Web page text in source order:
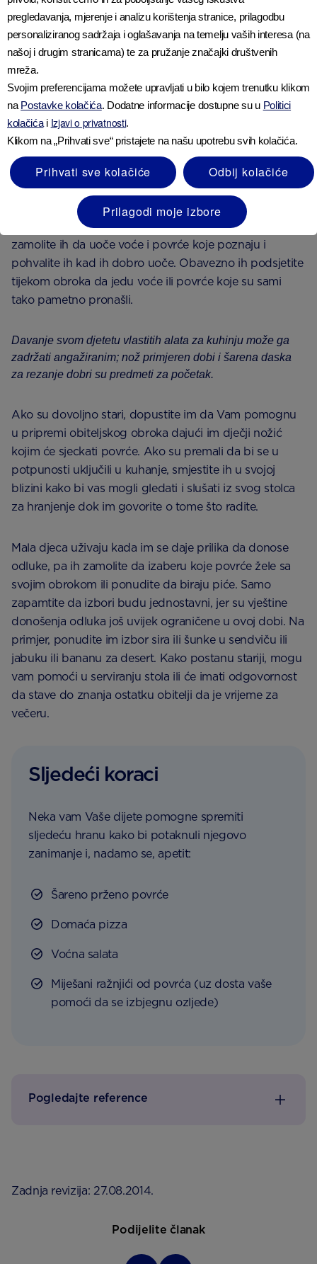
kada završe. Znat će kada su siti, a kada budu
gladni njihov unos hrane bi se trebao izjednačiti
tijekom dana.
Potaknite ih da Vam pomognu
Uključivanje Vašeg mališana u proces kupovine,
kuhanja i odabira onoga što želi jesti daje mu priliku da
se izrazi – nešto što je vrlo važno u ovoj dobi.
Supermarket može biti mjesto za učenje i istraživanje:
zamolite ih da uoče voće i povrće koje poznaju i
pohvalite ih kad ih dobro uoče. Obavezno ih podsjetite
tijekom obroka da jedu voće ili povrće koje su sami
tako pametno pronašli.
Davanje svom djetetu vlastitih alata za kuhinju može ga
zadržati angažiranim; nož primjeren dobi i šarena daska
za rezanje dobri su predmeti za početak.
Ako su dovoljno stari, dopustite im da Vam pomognu
u pripremi obiteljskog obroka dajući im dječji nožić
kojim će sjeckati povrće. Ako su premali da bi se u
potpunosti uključili u kuhanje, smjestite ih u svojoj
blizini kako bi vas mogli gledati i slušati iz svog stolca
za hranjenje dok im govorite o tome što radite.
Mala djeca uživaju kada im se daje prilika da donose
odluke, pa ih zamolite da izaberu koje povrće žele sa
svojim obrokom ili ponudite da biraju piće. Samo
zapamtite da izbori budu jednostavni, jer su vještine
donošenja odluka još uvijek ograničene u ovoj dobi. Na
primjer, ponudite im izbor sira ili šunke u sendviču ili
jabuku ili bananu za desert. Kako postanu stariji, mogu
vam pomoći u serviranju stola ili će imati odgovornost
da stave do znanja ostatku obitelji da je vrijeme za
večeru.
Sljedeći koraci
Neka vam Vaše dijete pomogne spremiti
sljedeću hranu kako bi potaknuli njegovo
zanimanje i, nadamo se, apetit:
Šareno prženo povrće
Domaća pizza
Voćna salata
Miješani ražnjići od povrća (uz dosta vaše
pomoći da se izbjegnu ozljede)
Pogledajte reference
Zadnja revizija: 27.08.2014.
Podijelite članak
pregledavanja, mjerenje i analizu korištenja stranice, prilagodbu
personaliziranog sadržaja i oglašavanja na temelju vaših interesa (na
našoj i drugim stranicama) te za pružanje značajki društvenih
mreža.
Svojim preferencijama možete upravljati u bilo kojem trenutku klikom
na Postavke kolačića. Dodatne informacije dostupne su u Politici
kolačićai Izjavi o privatnosti.
Klikom na „Prihvati sve“ pristajete na našu upotrebu svih kolačića.
Prihvati sve kolačiće Odbij kolačiće
Prilagodi moje izbore